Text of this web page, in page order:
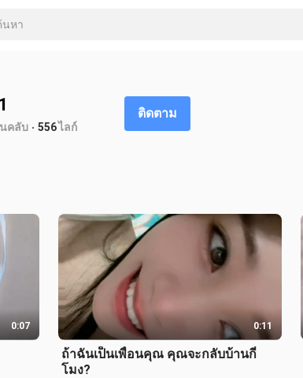
คลับ 556ไลก์
ติดตาม
0:07 0:11
ถ้าฉันเป็นเพื่อนคุณ คุณจะกลับบ้านกี่
โมง?